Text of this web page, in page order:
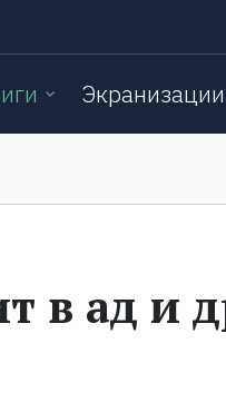
Экранизации
в ад и